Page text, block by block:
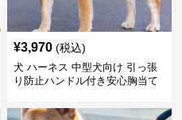
¥3,970 (税込)
犬 ハーネス 中型犬向け 引っ張
り防止ハンドル付き安心胸当て